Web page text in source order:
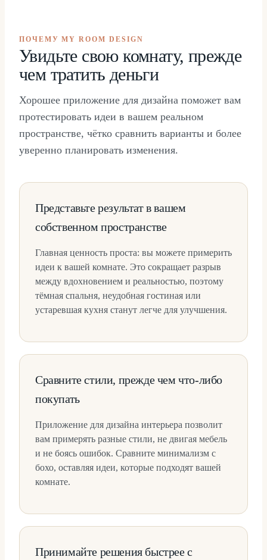
ПОЧЕМУ MY ROOM DESIGN
Увидьте свою комнату, прежде
чем тратить деньги
Хорошее приложение для дизайна поможет вам
протестировать идеи в вашем реальном
пространстве, чётко сравнить варианты и более
уверенно планировать изменения.
Представьте результат в вашем
собственном пространстве
Главная ценность проста: вы можете примерить
идеи к вашей комнате. Это сокращает разрыв
между вдохновением и реальностью, поэтому
тёмная спальня, неудобная гостиная или
устаревшая кухня станут легче для улучшения.
Сравните стили, прежде чем что-либо
покупать
Приложение для дизайна интерьера позволит
вам примерять разные стили, не двигая мебель
и не боясь ошибок. Сравните минимализм с
бохо, оставляя идеи, которые подходят вашей
комнате.
Принимайте решения быстрее с